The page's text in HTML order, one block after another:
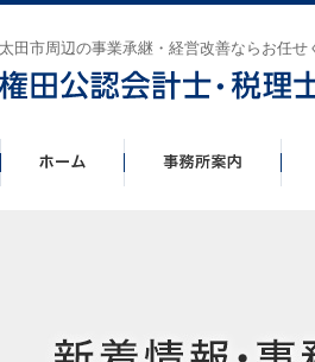
太田市周辺の事業承継・経営改善ならお任せ